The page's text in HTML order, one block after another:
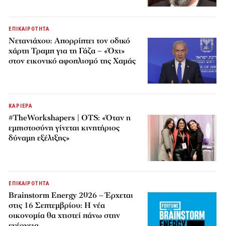
ΕΠΙΚΑΙΡΟΤΗΤΑ
Νετανιάχου: Απορρίπτει τον οδικό
χάρτη Τραμπ για τη Γάζα – «Όχι»
στον εικονικό αφοπλισμό της Χαμάς
ΚΑΡΙΕΡΑ
#TheWorkshapers | OTS: «Όταν η
εμπιστοσύνη γίνεται κινητήριος
δύναμη εξέλιξης»
ΕΠΙΚΑΙΡΟΤΗΤΑ
Brainstorm Energy 2026 – Έρχεται
στις 16 Σεπτεμβρίου: Η νέα
οικονομία θα χτιστεί πάνω στην